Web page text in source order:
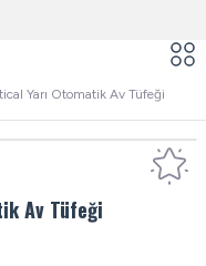
Yarı Otomatik Av Tüfeği
Av Tüfeği